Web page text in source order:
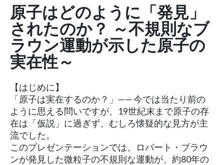
原子はどのように「発見」
されたのか？ ～不規則なブ
ラウン運動が示した原子の
実在性～
【はじめに】
「原子は実在するのか？」—— 今では当たり前の
ように思える問いですが、19世紀末まで原子の存
在は「仮説」に過ぎず、むしろ懐疑的な見方が主
流でした。
このプレゼンテーションでは、ロバート・ブラウ
ンが発見した微粒子の不規則な運動が、約80年の